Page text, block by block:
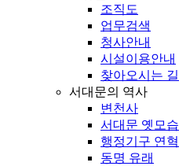
조직도
업무검색
청사안내
시설이용안내
찾아오시는 길
서대문의 역사
변천사
서대문 옛모습
행정기구 연혁
동명 유래